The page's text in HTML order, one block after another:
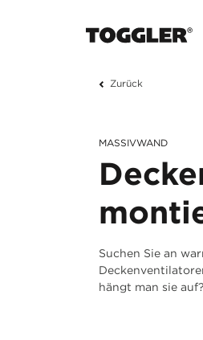
Zurück
MASSIVWAND
Suchen Sie an
hängt man sie